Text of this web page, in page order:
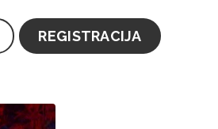
REGISTRACIJA